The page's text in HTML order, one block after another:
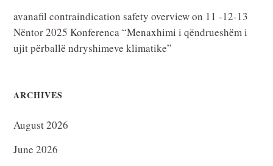
avanafil contraindication safety overviewon 11 -12-13
Nëntor 2025 Konferenca “Menaxhimi i qëndrueshëm i
ujit përballë ndryshimeve klimatike”
ARCHIVES
August 2026
June 2026